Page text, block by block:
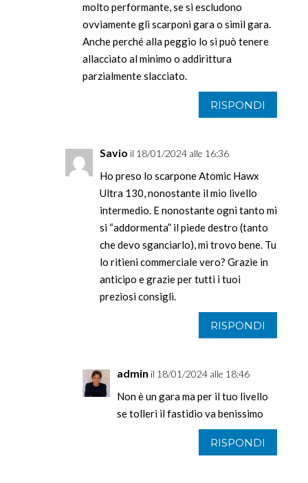
molto performante, se si escludono
ovviamente gli scarponi gara o simil gara.
Anche perché alla peggio lo si può tenere
allacciato al minimo o addirittura
parzialmente slacciato.
RISPONDI
Savio il 18/01/2024 alle 16:36
Ho preso lo scarpone Atomic Hawx
Ultra 130, nonostante il mio livello
intermedio. E nonostante ogni tanto mi
si “addormenta” il piede destro (tanto
che devo sganciarlo), mi trovo bene. Tu
lo ritieni commerciale vero? Grazie in
anticipo e grazie per tutti i tuoi
preziosi consigli.
RISPONDI
admin il 18/01/2024 alle 18:46
Non è un gara ma per il tuo livello
se tolleri il fastidio va benissimo
RISPONDI